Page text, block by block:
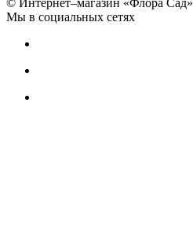
© Интернет–магазин «Флора Сад»
Мы в социальных сетях